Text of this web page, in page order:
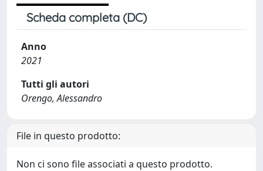
Scheda completa (DC)
Anno
2021
Tutti gli autori
Orengo, Alessandro
File in questo prodotto:
Non ci sono file associati a questo prodotto.